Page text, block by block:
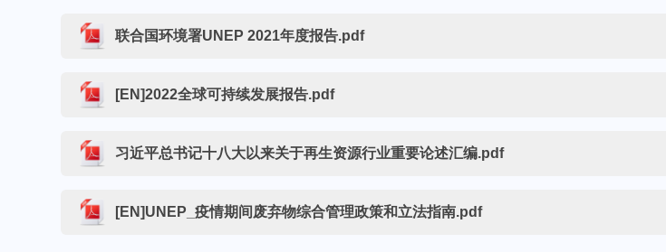
联合国环境署UNEP 2021年度报告.pdf
[EN]2022全球可持续发展报告.pdf
习近平总书记十八大以来关于再生资源行业重要论述汇编.pdf
[EN]UNEP_疫情期间废弃物综合管理政策和立法指南.pdf